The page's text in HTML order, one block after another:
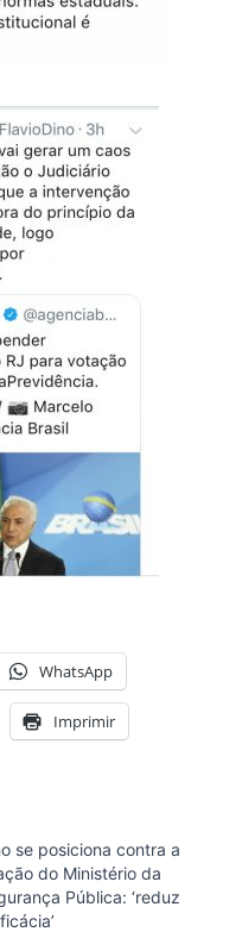
WhatsApp
Imprimir
se posiciona contra a
do Ministério da
Pública: ‘reduz